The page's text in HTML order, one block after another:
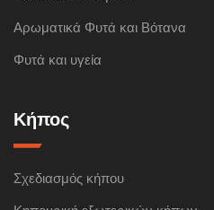
Αρωματικά Φυτά και Βότανα
Φυτά και υγεία
Κήπος
Σχεδιασμός κήπου